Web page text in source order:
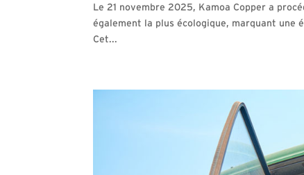
Le 21 novembre 2025, Kamoa Copper a
également la plus écologique, marquant une
Cet...